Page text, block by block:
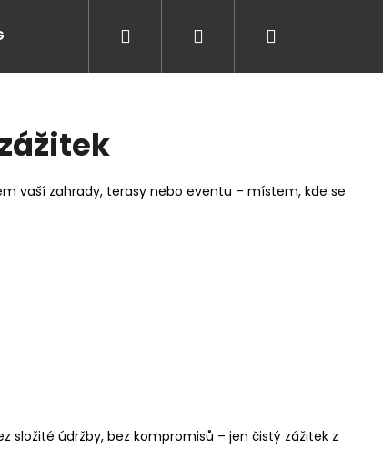
EVENTY A ZÁŽITKY NA GRILU
Přihlášení
vaší zahrady, terasy nebo eventu – místem, kde se
údržby, bez kompromisů – jen čistý zážitek z